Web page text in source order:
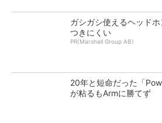
ガシガシ使えるヘッド
つきにくい
PR(Marshall Group AB)
20年と短命だった「
が粘るもArmに勝てず